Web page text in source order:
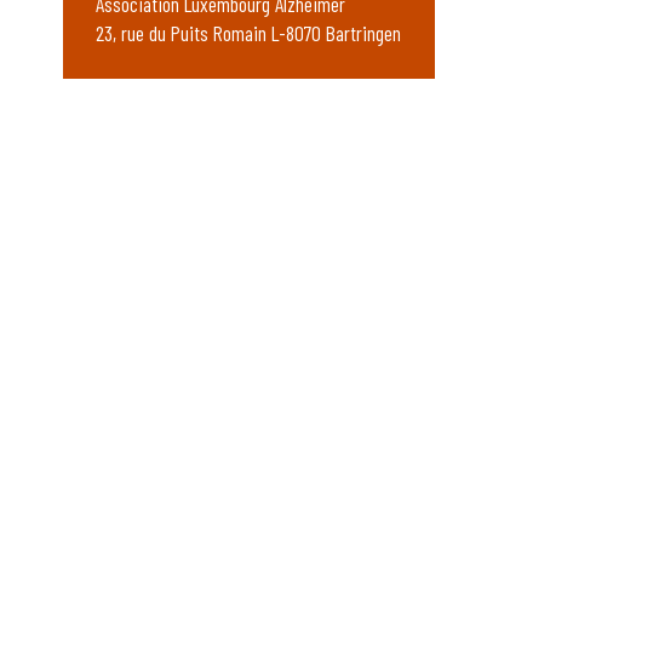
23, rue du Puits Romain L-8070 Bartringen